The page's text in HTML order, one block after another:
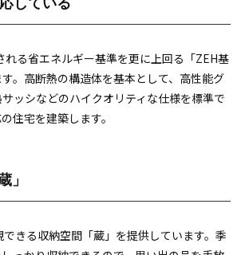
れる省エネルギー基準を更に上回る「ZEH基
。高断熱の構造体を基本として、高性能グ
ッシなどのハイクオリティな仕様を標準で
住宅を建築します。
」
きる収納空間「蔵」を提供しています。季